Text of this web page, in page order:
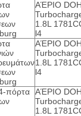
ΑΈΡΙΟ
1.8L
l4
ΑΈΡΙΟ
1.8L
l4
πόρτα ΑΈΡΙΟ
1.8L